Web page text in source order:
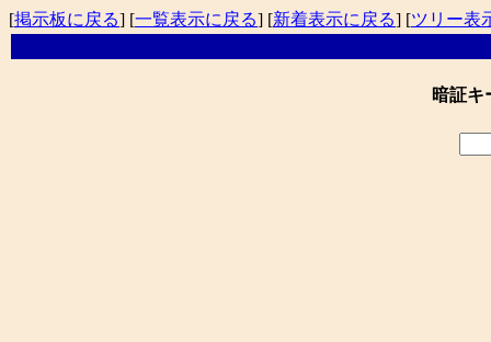
[掲示板に戻る] [一覧表示に戻る] [新着表示に戻る] [ツリー表
暗証キ